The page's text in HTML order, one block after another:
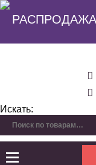
Искать: